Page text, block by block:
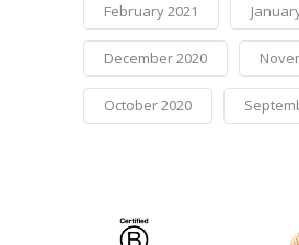
February 2021
December 2020
October 2020